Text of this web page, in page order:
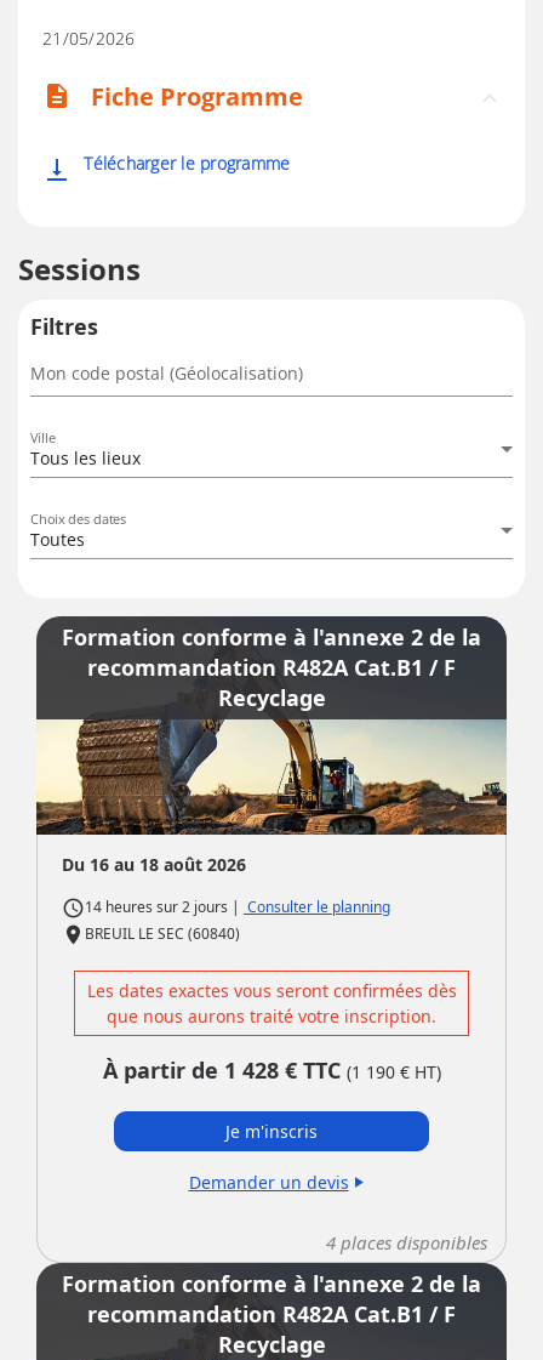
21/05/2026
description Fiche Programme
vertical_align_bottom Télécharger le programme
Sessions
Filtres
Mon code postal (Géolocalisation)
Ville
Tous les lieux
Choix des dates
Toutes
Formation conforme à l'annexe 2 de la
recommandation R482A Cat.B1 / F
Recyclage
Du 16 au 18 août 2026
access_time14 heures sur2 jours | Consulter le planning
place BREUIL LE SEC (60840)
Les dates exactes vous seront confirmées dès
que nous aurons traité votre inscription.
À partir de 1 428 € TTC (1 190 € HT)
Je m'inscris
Demander un devis play_arrow
4 places disponibles
Formation conforme à l'annexe 2 de la
recommandation R482A Cat.B1 / F
Recyclage